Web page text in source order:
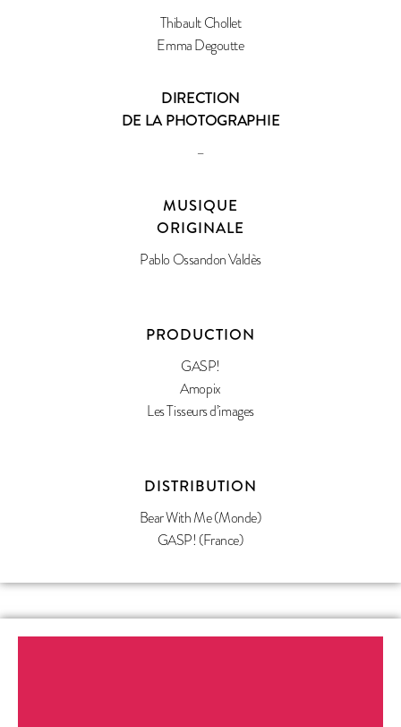
Thibault Chollet
Emma Degoutte
DIRECTION
DE LA PHOTOGRAPHIE
–
MUSIQUE
ORIGINALE
Pablo Ossandon Valdès
PRODUCTION
GASP!
Amopix
Les Tisseurs d’images
DISTRIBUTION
Bear With Me (Monde)
GASP! (France)